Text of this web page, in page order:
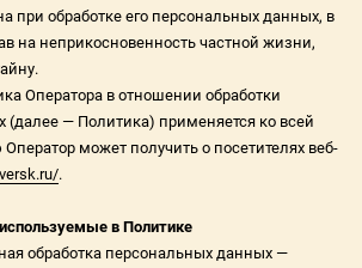
при обработке его персональных данных, в
на неприкосновенность частной жизни,
Оператора в отношении обработки
(далее — Политика) применяется ко всей
может получить о посетителях веб-
.
в Политике
обработка персональных данных —